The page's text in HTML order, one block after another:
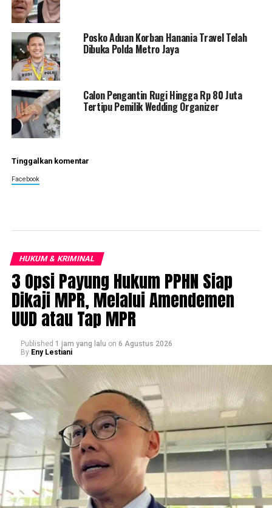
Posko Aduan Korban Hanania Travel Telah
Dibuka Polda Metro Jaya
Calon Pengantin Rugi Hingga Rp 80 Juta
Tertipu Pemilik Wedding Organizer
Tinggalkan komentar
Facebook
HUKUM & KRIMINAL
3 Opsi Payung Hukum PPHN Siap
Dikaji MPR, Melalui Amendemen
UUD atau Tap MPR
Published 1 jam yang lalu on 6 Agustus 2026
By Eny Lestiani